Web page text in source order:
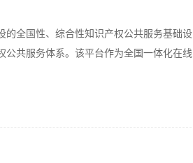
的全国性、综合性知识产权公共服务基础设
共服务体系。该平台作为全国一体化在线